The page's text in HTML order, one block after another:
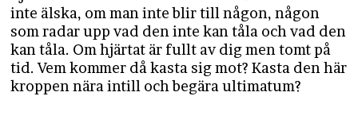
inte älska, om man inte blir till någon, någon
som radar upp vad den inte kan tåla och vad den
kan tåla. Om hjärtat är fullt av dig men tomt på
tid. Vem kommer då kasta sig mot? Kasta den här
kroppen nära intill och begära ultimatum?